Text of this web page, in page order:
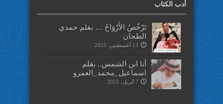
أدب الكتاب
تَرْخُصُ الأَرْوَاحُ … بقلم حمدي
الطحان
13 أغسطس، 2025
أنا ابن الشمس.. بقلم
اسماعيل_محمد_العمرو
7 أبريل، 2025